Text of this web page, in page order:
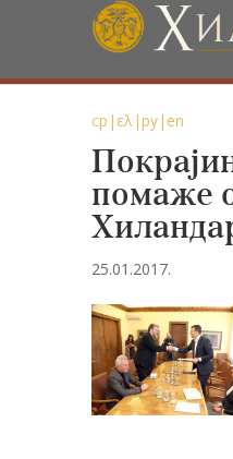
ср | ελ|ру| en
помаже
25.01.2017.